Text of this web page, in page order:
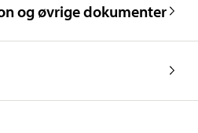
4,7 cm
182 g
og øvrige dokumenter